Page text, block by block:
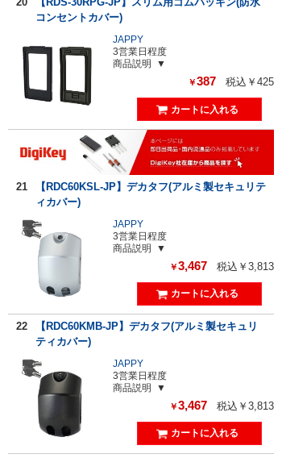
コンセントカバー)
JAPPY
3営業日程度
商品説明
￥387 税込￥425
21
【RDC60KSL-JP】デカタフ(アルミ製セキュリテ
ィカバー)
JAPPY
3営業日程度
商品説明
￥3,467 税込￥3,813
22
【RDC60KMB-JP】デカタフ(アルミ製セキュリ
ティカバー)
JAPPY
3営業日程度
商品説明
￥3,467 税込￥3,813